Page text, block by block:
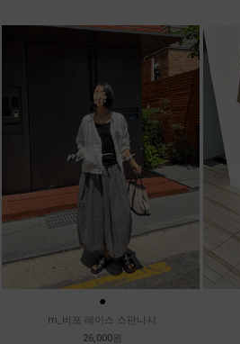
●
m_비포 레이스 스판나시
26,000원